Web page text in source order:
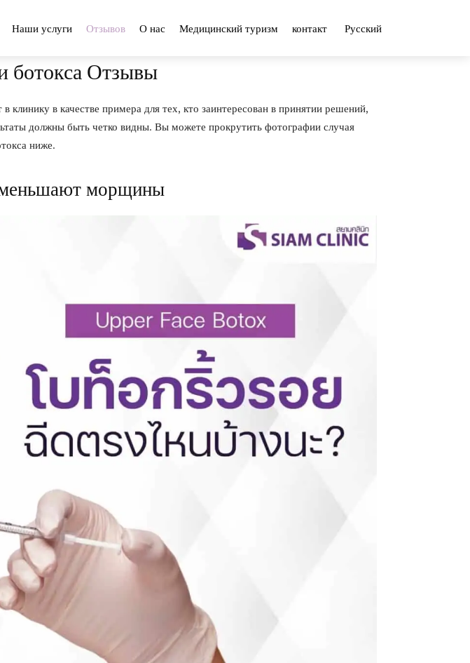
Наши услуги Отзывов О нас Медицинский туризм контакт Русский
ботокса Отзывы
в качестве примера для тех, кто заинтересован в принятии решений,
должны быть четко видны. Вы можете прокрутить фотографии случая
ниже.
морщины